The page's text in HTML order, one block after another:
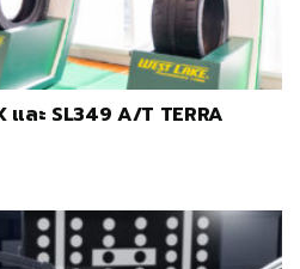
และ SL349 A/T TERRA